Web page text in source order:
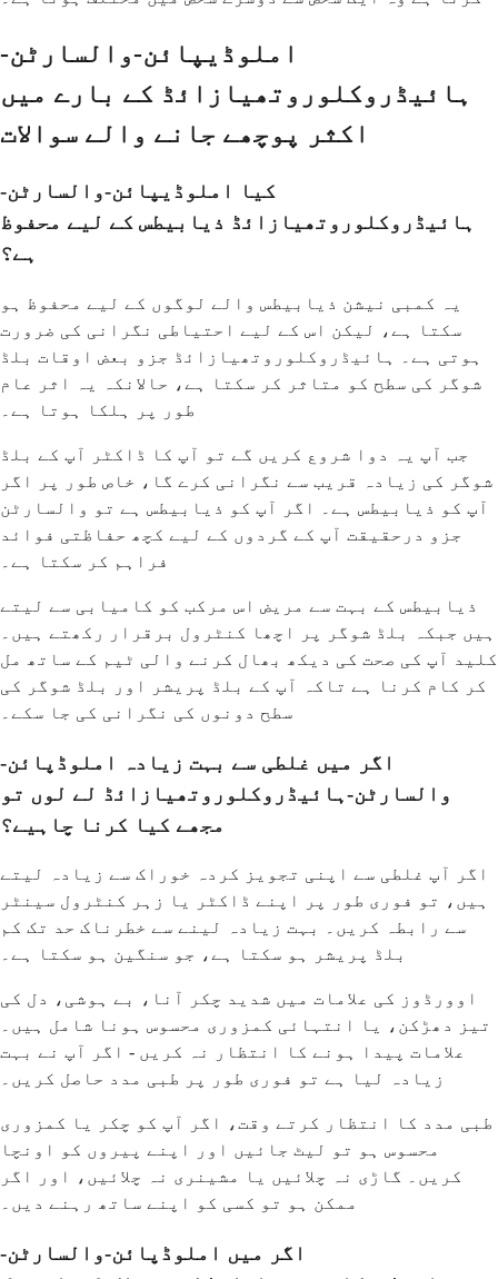
املوڈیپائن-والسارٹن-
ہائیڈروکلوروتھیازائڈ کے بارے میں
اکثر پوچھے جانے والے سوالات
کیا املوڈیپائن-والسارٹن-
ہائیڈروکلوروتھیازائڈ ذیابیطس کے لیے محفوظ
ہے؟
یہ کمبی نیشن ذیابیطس والے لوگوں کے لیے محفوظ ہو
سکتا ہے، لیکن اس کے لیے احتیاطی نگرانی کی ضرورت
ہوتی ہے۔ ہائیڈروکلوروتھیازائڈ جزو بعض اوقات بلڈ
شوگر کی سطح کو متاثر کر سکتا ہے، حالانکہ یہ اثر عام
طور پر ہلکا ہوتا ہے۔
جب آپ یہ دوا شروع کریں گے تو آپ کا ڈاکٹر آپ کے بلڈ
شوگر کی زیادہ قریب سے نگرانی کرے گا، خاص طور پر اگر
آپ کو ذیابیطس ہے۔ اگر آپ کو ذیابیطس ہے تو والسارٹن
جزو درحقیقت آپ کے گردوں کے لیے کچھ حفاظتی فوائد
فراہم کر سکتا ہے۔
ذیابیطس کے بہت سے مریض اس مرکب کو کامیابی سے لیتے
ہیں جبکہ بلڈ شوگر پر اچھا کنٹرول برقرار رکھتے ہیں۔
کلید آپ کی صحت کی دیکھ بھال کرنے والی ٹیم کے ساتھ مل
کر کام کرنا ہے تاکہ آپ کے بلڈ پریشر اور بلڈ شوگر کی
سطح دونوں کی نگرانی کی جا سکے۔
اگر میں غلطی سے بہت زیادہ املوڈپائن-
والسارٹن-ہائیڈروکلوروتھیازائڈ لے لوں تو
مجھے کیا کرنا چاہیے؟
اگر آپ غلطی سے اپنی تجویز کردہ خوراک سے زیادہ لیتے
ہیں، تو فوری طور پر اپنے ڈاکٹر یا زہر کنٹرول سینٹر
سے رابطہ کریں۔ بہت زیادہ لینے سے خطرناک حد تک کم
بلڈ پریشر ہو سکتا ہے، جو سنگین ہو سکتا ہے۔
اوورڈوز کی علامات میں شدید چکر آنا، بے ہوشی، دل کی
تیز دھڑکن، یا انتہائی کمزوری محسوس ہونا شامل ہیں۔
علامات پیدا ہونے کا انتظار نہ کریں - اگر آپ نے بہت
زیادہ لیا ہے تو فوری طور پر طبی مدد حاصل کریں۔
طبی مدد کا انتظار کرتے وقت، اگر آپ کو چکر یا کمزوری
محسوس ہو تو لیٹ جائیں اور اپنے پیروں کو اونچا
کریں۔ گاڑی نہ چلائیں یا مشینری نہ چلائیں، اور اگر
ممکن ہو تو کسی کو اپنے ساتھ رہنے دیں۔
اگر میں املوڈپائن-والسارٹن-